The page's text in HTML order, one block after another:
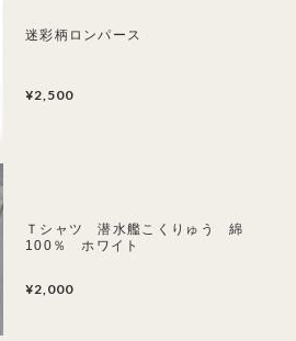
迷彩柄ロンパース
¥2,500
Ｔシャツ 潜水艦こくりゅう 綿
100％ ホワイト
¥2,000